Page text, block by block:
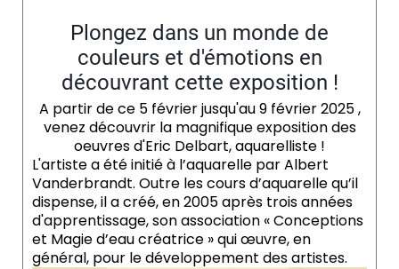
Plongez dans un monde de
couleurs et d'émotions en
découvrant cette exposition !
A partir de ce 5 février jusqu'au 9 février 2025 ,
venez découvrir la magnifique exposition des
oeuvres d'Eric Delbart, aquarelliste !
L'artiste a été initié à l’aquarelle par Albert
Vanderbrandt. Outre les cours d’aquarelle qu’il
dispense, il a créé, en 2005 après trois années
d'apprentissage, son association « Conceptions
et Magie d’eau créatrice » qui œuvre, en
général, pour le développement des artistes.